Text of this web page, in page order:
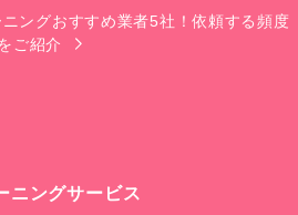
ングおすすめ業者5社！依頼する頻度
ご紹介
ニングサービス